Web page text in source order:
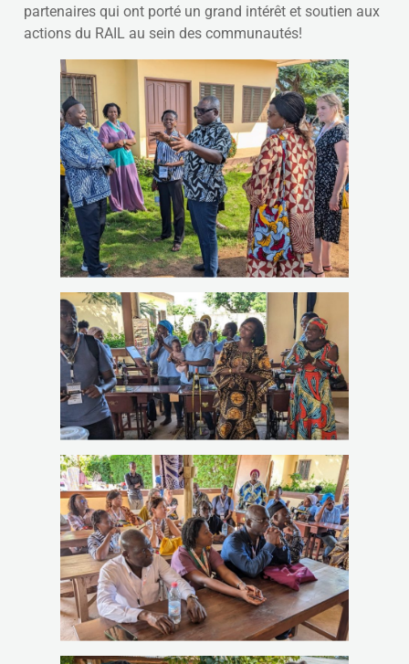
partenaires qui ont porté un grand intérêt et soutien aux
actions du RAIL au sein des communautés!